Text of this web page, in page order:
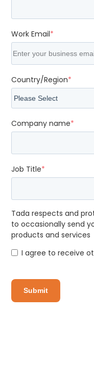
Work Email*
Country/Region*
Company name*
Job Title*
Tada respects and
to occasionally send
products and services
I agree to receive